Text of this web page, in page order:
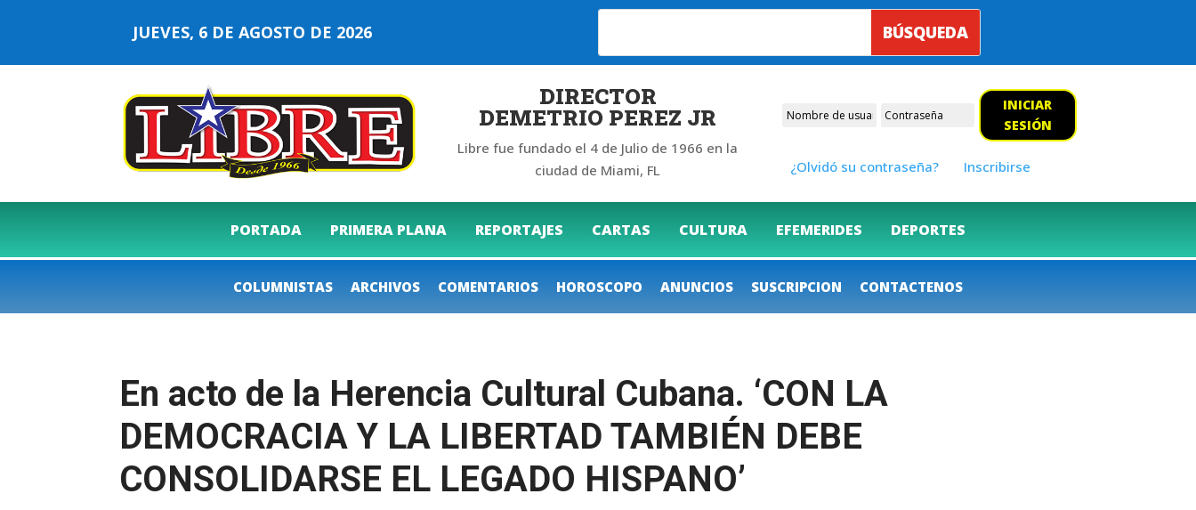
JUEVES, 6 DE AGOSTO DE 2026
DIRECTOR
DEMETRIO PEREZ JR
Libre fue fundado el 4 de Julio de 1966 en la
ciudad de Miami, FL
INICIAR
SESIÓN
¿Olvidó su contraseña? Inscribirse
PORTADA PRIMERA PLANA REPORTAJES CARTAS CULTURA EFEMERIDES DEPORTES
COLUMNISTAS ARCHIVOS COMENTARIOS HOROSCOPO ANUNCIOS SUSCRIPCION CONTACTENOS
En acto de la Herencia Cultural Cubana. ‘CON LA
DEMOCRACIA Y LA LIBERTAD TAMBIÉN DEBE
CONSOLIDARSE EL LEGADO HISPANO’